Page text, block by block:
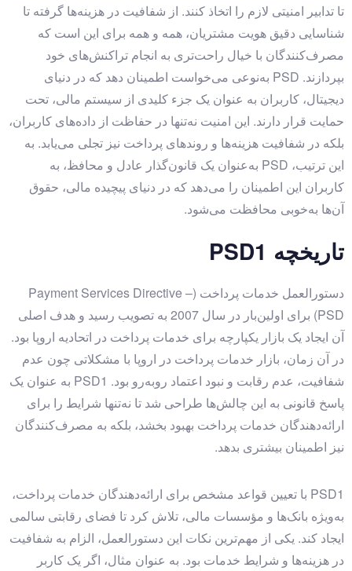
تا تدابیر امنیتی لازم را اتخاذ کنند. از شفافیت در هزینه‌ها گرفته تا
شناسایی دقیق هویت مشتریان، همه و همه برای این است که
مصرف‌کنندگان با خیال راحت‌تری به انجام تراکنش‌های خود
بپردازند. PSD به‌نوعی می‌خواست اطمینان دهد که در دنیای
دیجیتال، کاربران به عنوان یک جزء کلیدی از سیستم مالی، تحت
حمایت قرار دارند. این امنیت نه‌تنها در حفاظت از داده‌های کاربران،
بلکه در شفافیت هزینه‌ها و روندهای پرداخت نیز تجلی می‌یابد. به
این ترتیب، PSD به‌عنوان یک قانون‌گذار عادل و محافظ، به
کاربران این اطمینان را می‌دهد که در دنیای پیچیده مالی، حقوق
آن‌ها به‌خوبی محافظت می‌شود.
تاریخچه PSD1
دستورالعمل خدمات پرداخت (Payment Services Directive –
PSD) برای اولین‌بار در سال 2007 به تصویب رسید و هدف اصلی
آن ایجاد یک بازار یکپارچه برای خدمات پرداخت در اتحادیه اروپا بود.
در آن زمان، بازار خدمات پرداخت در اروپا با مشکلاتی چون عدم
شفافیت، عدم رقابت و نبود اعتماد روبه‌رو بود. PSD1 به عنوان یک
پاسخ قانونی به این چالش‌ها طراحی شد تا نه‌تنها شرایط را برای
ارائه‌دهندگان خدمات پرداخت بهبود بخشد، بلکه به مصرف‌کنندگان
نیز اطمینان بیشتری بدهد.
PSD1 با تعیین قواعد مشخص برای ارائه‌دهندگان خدمات پرداخت،
به‌ویژه بانک‌ها و مؤسسات مالی، تلاش کرد تا فضای رقابتی سالمی
ایجاد کند. یکی از مهم‌ترین نکات این دستورالعمل، الزام به شفافیت
در هزینه‌ها و شرایط خدمات بود. به عنوان مثال، اگر یک کاربر